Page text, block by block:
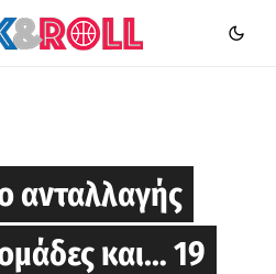
ανταλλαγής
και… 19